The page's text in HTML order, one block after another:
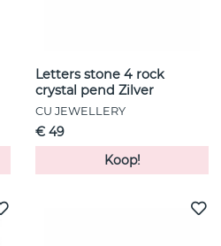
Letters stone 4 rock
crystal pend Zilver
CU JEWELLERY
€ 49
Koop!